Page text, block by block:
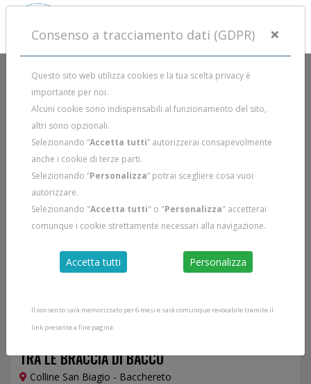
TRA LE BRACCIA DI BACCO
Colline San Biagio - Bacchereto
Consenso a tracciamento dati (GDPR) ×
Questo sito web utilizza cookies e la tua scelta privacy è
importante per noi.
Alcuni cookie sono indispensabili al funzionamento del sito,
altri sono opzionali.
Selezionando “Accetta tutti” autorizzerai consapevolmente
anche i cookie di terze parti.
Selezionando “Personalizza” potrai scegliere cosa vuoi
autorizzare.
Selezionando "Accetta tutti" o "Personalizza" accetterai
comunque i cookie strettamente necessari alla navigazione.
Accetta tutti Personalizza
Il consenso sarà memorizzato per 6 mesi e sarà comunque revocabile tramite il
link presente a fine pagina.